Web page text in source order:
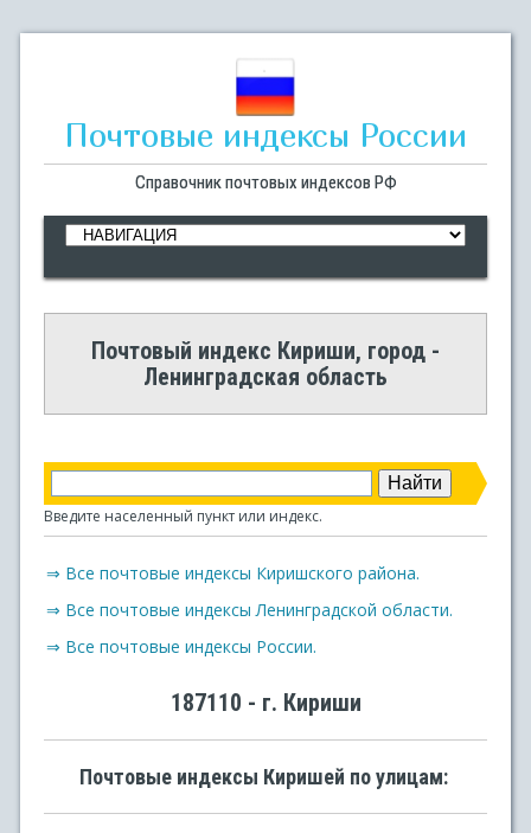
Почтовые индексы России
Справочник почтовых индексов РФ
Почтовый индекс Кириши, город -
Ленинградская область
Введите населенный пункт или индекс.
⇒ Все почтовые индексы Киришского района.
⇒ Все почтовые индексы Ленинградской области.
⇒ Все почтовые индексы России.
187110 - г. Кириши
Почтовые индексы Киришей по улицам: